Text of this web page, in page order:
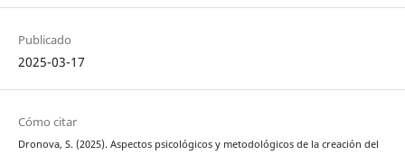
Publicado
2025-03-17
Cómo citar
Dronova, S. (2025). Aspectos psicológicos y metodológicos de la creación del